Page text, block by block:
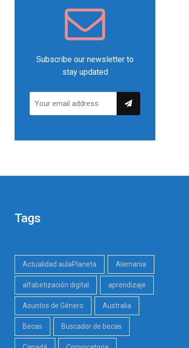
Subscribe our newsletter to
stay updated
Tags
Actualidad aulaPlaneta Alemania
alfabetización digital aprendizaje
Asuntos de Género Australia
Becas Buscador de becas